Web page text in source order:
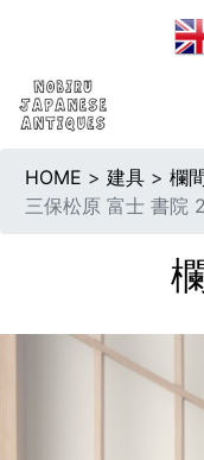
HOME > 建具 > 欄
三保松原 富士 書